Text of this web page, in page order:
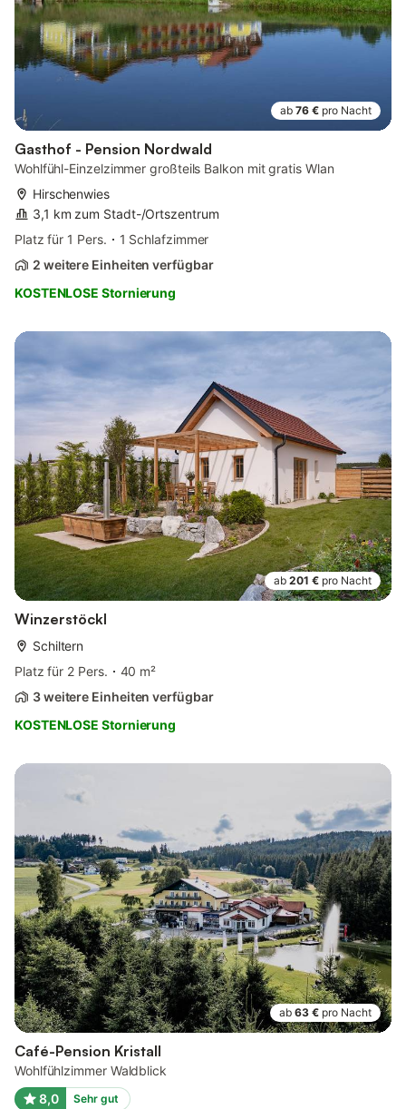
ab 76 € pro Nacht
Gasthof - Pension Nordwald
Wohlfühl-Einzelzimmer großteils Balkon mit gratis Wlan
Hirschenwies
3,1 km zum Stadt-/Ortszentrum
Platz für 1 Pers.
1 Schlafzimmer
2 weitere Einheiten verfügbar
KOSTENLOSE Stornierung
ab 201 € pro Nacht
Winzerstöckl
Schiltern
Platz für 2 Pers.
40 m²
3 weitere Einheiten verfügbar
KOSTENLOSE Stornierung
ab 63 € pro Nacht
Café-Pension Kristall
Wohlfühlzimmer Waldblick
8,0
Sehr gut